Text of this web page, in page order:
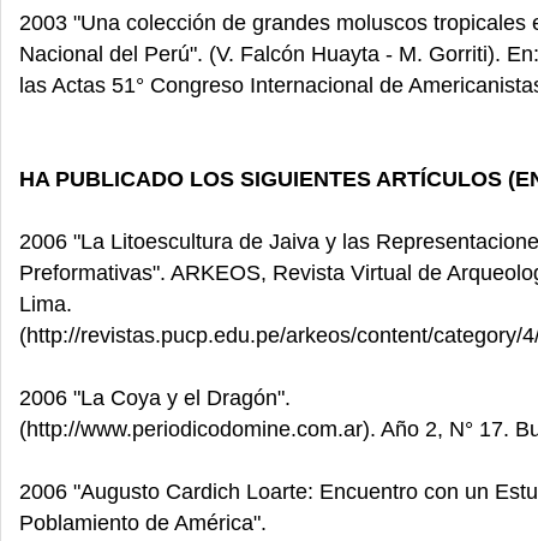
2003 "Una colección de grandes moluscos tropicales
Nacional del Perú". (V. Falcón Huayta - M. Gorriti).
las Actas 51° Congreso Internacional de
HA PUBLICADO LOS SIGUIENTES ARTÍCULOS
2006 "La Litoescultura de Jaiva y las
Preformativas". ARKEOS, Revista Virtual de
Lima.
(http://revistas.pucp.edu.pe/arkeos/content/category/
2006 "La Coya y el Dragón".
(http://www.periodicodomine.com.ar). Año 2, N° 17.
2006 "Augusto Cardich Loarte: Encuentro con un
Poblamiento de América".